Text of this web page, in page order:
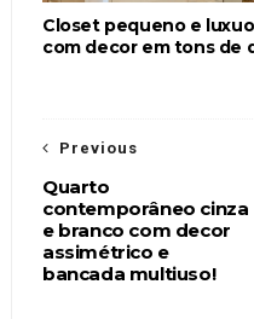
Closet pequeno e
com decor em tons de
Previous
Quarto
contemporâneo cinza
e branco com decor
assimétrico e
bancada multiuso!